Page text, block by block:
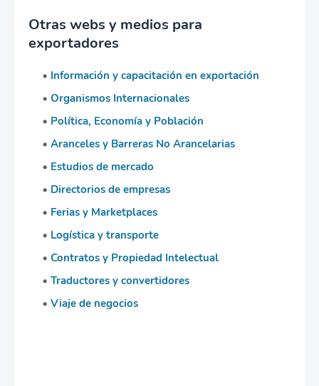
Otras webs y medios para
exportadores
Información y capacitación en exportación
Organismos Internacionales
Política, Economía y Población
Aranceles y Barreras No Arancelarias
Estudios de mercado
Directorios de empresas
Ferias y Marketplaces
Logística y transporte
Contratos y Propiedad Intelectual
Traductores y convertidores
Viaje de negocios